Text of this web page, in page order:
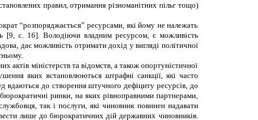
правил, отримання різноманітних пільг тощо)
“розпоряджається” ресурсами, які йому не належать
[9, с. 16]. Володіючи владним ресурсом, є можливість
дає можливість отримати дохід у вигляді політичної
актів міністерств та відомств, а також опортуністичної
яких встановлюються штрафні санкції, які часто
вдаються до створення штучного дефіциту ресурсів, до
ринки, на яких рівноправними партнерами,
так і послуги, які чиновник повинен надавати
лише до бюрократичних дій державних чиновників.